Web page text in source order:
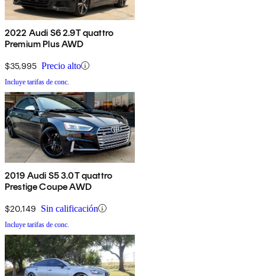
2022 Audi S6 2.9T quattro
Premium Plus AWD
$35,995 Precio alto
Incluye tarifas de conc.
2019 Audi S5 3.0T quattro
Prestige Coupe AWD
$20,149 Sin calificación
Incluye tarifas de conc.